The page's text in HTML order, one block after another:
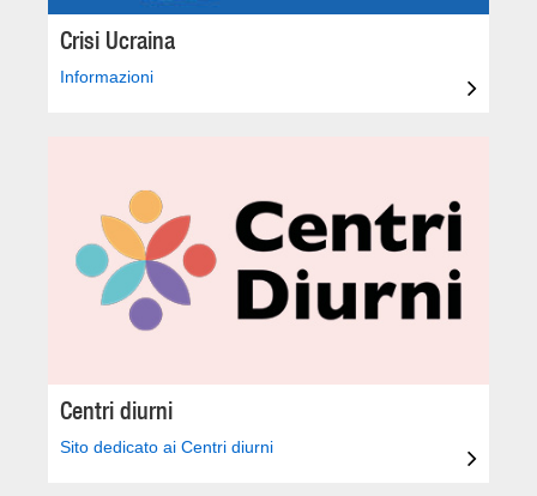
Crisi Ucraina
Informazioni
Centri diurni
Sito dedicato ai Centri diurni